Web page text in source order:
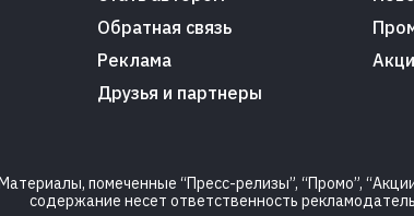
Обратная связь
Реклама
Друзья и партнеры
помеченные “Пресс-релизы”, “Промо”,
содержание несет ответственность